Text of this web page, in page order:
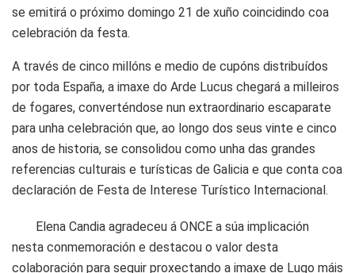
se emitirá o próximo domingo 21 de xuño coincidindo coa
celebración da festa.
A través de cinco millóns e medio de cupóns distribuídos
por toda España, a imaxe do Arde Lucus chegará a milleiros
de fogares, converténdose nun extraordinario escaparate
para unha celebración que, ao longo dos seus vinte e cinco
anos de historia, se consolidou como unha das grandes
referencias culturais e turísticas de Galicia e que conta coa
declaración de Festa de Interese Turístico Internacional.
Elena Candia agradeceu á ONCE a súa implicación
nesta conmemoración e destacou o valor desta
colaboración para seguir proxectando a imaxe de Lugo máis